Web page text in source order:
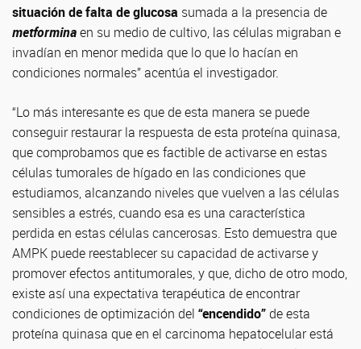
situación de falta de glucosa sumada a la presencia de
metforminaen su medio de cultivo, las células migraban e
invadían en menor medida que lo que lo hacían en
condiciones normales” acentúa el investigador.
“Lo más interesante es que de esta manera se puede
conseguir restaurar la respuesta de esta proteína quinasa,
que comprobamos que es factible de activarse en estas
células tumorales de hígado en las condiciones que
estudiamos, alcanzando niveles que vuelven a las células
sensibles a estrés, cuando esa es una característica
perdida en estas células cancerosas. Esto demuestra que
AMPK puede reestablecer su capacidad de activarse y
promover efectos antitumorales, y que, dicho de otro modo,
existe así una expectativa terapéutica de encontrar
condiciones de optimización del “encendido”de esta
proteína quinasa que en el carcinoma hepatocelular está